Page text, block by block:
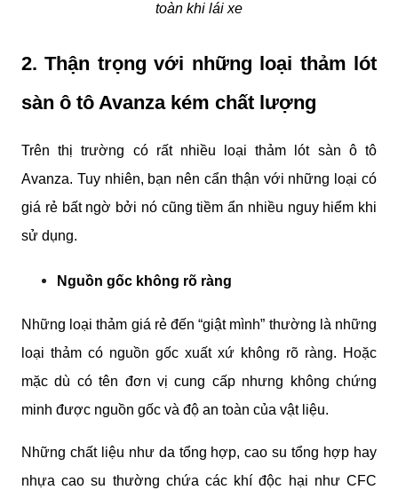
toàn khi lái xe
2. Thận trọng với những loại thảm lót
sàn ô tô Avanza kém chất lượng
Trên thị trường có rất nhiều loại thảm lót sàn ô tô
Avanza. Tuy nhiên, bạn nên cẩn thận với những loại có
giá rẻ bất ngờ bởi nó cũng tiềm ẩn nhiều nguy hiểm khi
sử dụng.
Nguồn gốc không rõ ràng
Những loại thảm giá rẻ đến “giật mình” thường là những
loại thảm có nguồn gốc xuất xứ không rõ ràng. Hoặc
mặc dù có tên đơn vị cung cấp nhưng không chứng
minh được nguồn gốc và độ an toàn của vật liệu.
Những chất liệu như da tổng hợp, cao su tổng hợp hay
nhựa cao su thường chứa các khí độc hại như CFC